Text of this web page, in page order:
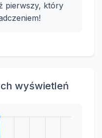
pierwszy, który
wyświetleń